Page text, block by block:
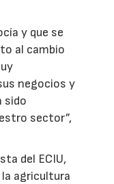
y que se
al cambio
negocios y
sido
sector”,
del ECIU,
agricultura